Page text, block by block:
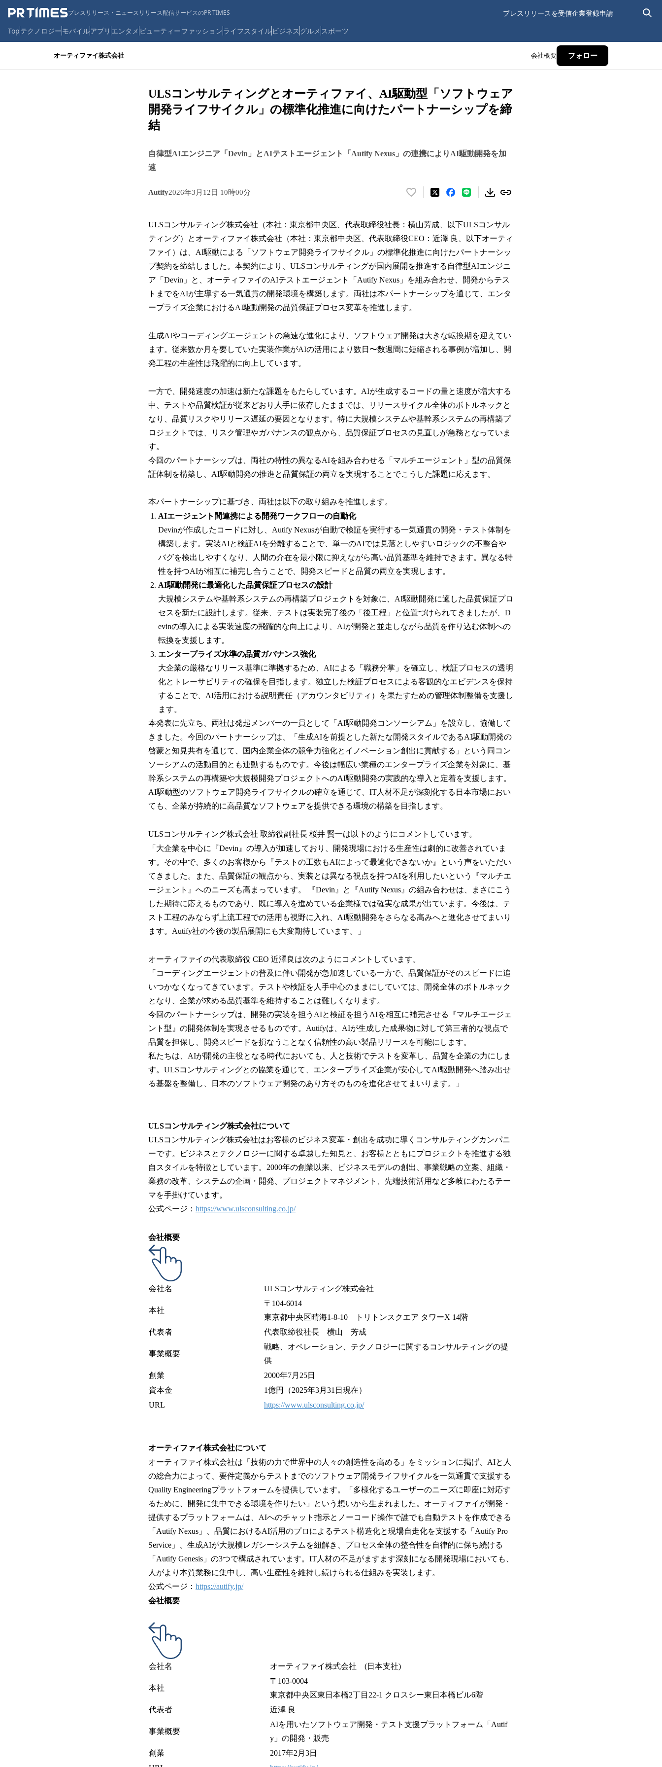
プレスリリース・ニュースリリース配信サービスのPR TIMES プレスリリースを受信企業登録申請
Topテクノロジーモバイルアプリ エンタメ ビューティーファッションライフスタイルビジネス グルメ スポーツ
オーティファイ株式会社 会社概要 フォロー
ULSコンサルティングとオーティファイ、AI駆動型「ソフトウェア
開発ライフサイクル」の標準化推進に向けたパートナーシップを締
結
自律型AIエンジニア「Devin」とAIテストエージェント「Autify Nexus」の連携によりAI駆動開発を加
速
Autify2026年3月12日 10時00分
い
！
数
を
み
込
み
で
ULSコンサルティング株式会社（本社：東京都中央区、代表取締役社長：横山芳成、以下ULSコンサル
ティング）とオーティファイ株式会社（本社：東京都中央区、代表取締役CEO：近澤 良、以下オーティ
ファイ）は、AI駆動による「ソフトウェア開発ライフサイクル」の標準化推進に向けたパートナーシッ
プ契約を締結しました。本契約により、ULSコンサルティングが国内展開を推進する自律型AIエンジニ
ア「Devin」と、オーティファイのAIテストエージェント「Autify Nexus」を組み合わせ、開発からテス
トまでをAIが主導する一気通貫の開発環境を構築します。両社は本パートナーシップを通じて、エンタ
ープライズ企業におけるAI駆動開発の品質保証プロセス変革を推進します。
生成AIやコーディングエージェントの急速な進化により、ソフトウェア開発は大きな転換期を迎えてい
ます。従来数か月を要していた実装作業がAIの活用により数日〜数週間に短縮される事例が増加し、開
発工程の生産性は飛躍的に向上しています。
一方で、開発速度の加速は新たな課題をもたらしています。AIが生成するコードの量と速度が増大する
中、テストや品質検証が従来どおり人手に依存したままでは、リリースサイクル全体のボトルネックと
なり、品質リスクやリリース遅延の要因となります。特に大規模システムや基幹系システムの再構築プ
ロジェクトでは、リスク管理やガバナンスの観点から、品質保証プロセスの見直しが急務となっていま
す。
今回のパートナーシップは、両社の特性の異なるAIを組み合わせる「マルチエージェント」型の品質保
証体制を構築し、AI駆動開発の推進と品質保証の両立を実現することでこうした課題に応えます。
本パートナーシップに基づき、両社は以下の取り組みを推進します。
AIエージェント間連携による開発ワークフローの自動化
Devinが作成したコードに対し、Autify Nexusが自動で検証を実行する一気通貫の開発・テスト体制を
構築します。実装AIと検証AIを分離することで、単一のAIでは見落としやすいロジックの不整合や
バグを検出しやすくなり、人間の介在を最小限に抑えながら高い品質基準を維持できます。異なる特
性を持つAIが相互に補完し合うことで、開発スピードと品質の両立を実現します。
AI駆動開発に最適化した品質保証プロセスの設計
大規模システムや基幹系システムの再構築プロジェクトを対象に、AI駆動開発に適した品質保証プロ
セスを新たに設計します。従来、テストは実装完了後の「後工程」と位置づけられてきましたが、D
evinの導入による実装速度の飛躍的な向上により、AIが開発と並走しながら品質を作り込む体制への
転換を支援します。
エンタープライズ水準の品質ガバナンス強化
大企業の厳格なリリース基準に準拠するため、AIによる「職務分掌」を確立し、検証プロセスの透明
化とトレーサビリティの確保を目指します。独立した検証プロセスによる客観的なエビデンスを保持
することで、AI活用における説明責任（アカウンタビリティ）を果たすための管理体制整備を支援し
ます。
本発表に先立ち、両社は発起メンバーの一員として「AI駆動開発コンソーシアム」を設立し、協働して
きました。今回のパートナーシップは、「生成AIを前提とした新たな開発スタイルであるAI駆動開発の
啓蒙と知見共有を通じて、国内企業全体の競争力強化とイノベーション創出に貢献する」という同コン
ソーシアムの活動目的とも連動するものです。今後は幅広い業種のエンタープライズ企業を対象に、基
幹系システムの再構築や大規模開発プロジェクトへのAI駆動開発の実践的な導入と定着を支援します。
AI駆動型のソフトウェア開発ライフサイクルの確立を通じて、IT人材不足が深刻化する日本市場におい
ても、企業が持続的に高品質なソフトウェアを提供できる環境の構築を目指します。
ULSコンサルティング株式会社 取締役副社長 桜井 賢一は以下のようにコメントしています。
「大企業を中心に『Devin』の導入が加速しており、開発現場における生産性は劇的に改善されていま
す。その中で、多くのお客様から『テストの工数もAIによって最適化できないか』という声をいただい
てきました。また、品質保証の観点から、実装とは異なる視点を持つAIを利用したいという『マルチエ
ージェント』へのニーズも高まっています。 『Devin』と『Autify Nexus』の組み合わせは、まさにこう
した期待に応えるものであり、既に導入を進めている企業様では確実な成果が出ています。今後は、テ
スト工程のみならず上流工程での活用も視野に入れ、AI駆動開発をさらなる高みへと進化させてまいり
ます。Autify社の今後の製品展開にも大変期待しています。」
オーティファイの代表取締役 CEO 近澤良は次のようにコメントしています。
「コーディングエージェントの普及に伴い開発が急加速している一方で、品質保証がそのスピードに追
いつかなくなってきています。テストや検証を人手中心のままにしていては、開発全体のボトルネック
となり、企業が求める品質基準を維持することは難しくなります。
今回のパートナーシップは、開発の実装を担うAIと検証を担うAIを相互に補完させる『マルチエージェ
ント型』の開発体制を実現させるものです。Autifyは、AIが生成した成果物に対して第三者的な視点で
品質を担保し、開発スピードを損なうことなく信頼性の高い製品リリースを可能にします。
私たちは、AIが開発の主役となる時代においても、人と技術でテストを変革し、品質を企業の力にしま
す。ULSコンサルティングとの協業を通じて、エンタープライズ企業が安心してAI駆動開発へ踏み出せ
る基盤を整備し、日本のソフトウェア開発のあり方そのものを進化させてまいります。」
ULSコンサルティング株式会社について
ULSコンサルティング株式会社はお客様のビジネス変革・創出を成功に導くコンサルティングカンパニ
ーです。ビジネスとテクノロジーに関する卓越した知見と、お客様とともにプロジェクトを推進する独
自スタイルを特徴としています。2000年の創業以来、ビジネスモデルの創出、事業戦略の立案、組織・
業務の改革、システムの企画・開発、プロジェクトマネジメント、先端技術活用など多岐にわたるテー
マを手掛けています。
公式ページ： https://www.ulsconsulting.co.jp/
会社概要
会社名 ULSコンサルティング株式会社
本社
〒104-6014
東京都中央区晴海1-8-10 トリトンスクエア タワーX 14階
代表者
代表取締役社長 横山 芳成
事業概要
戦略、オペレーション、テクノロジーに関するコンサルティングの提
供
創業
2000年7月25日
資本金
1億円（2025年3月31日現在）
URL
https://www.ulsconsulting.co.jp/
オーティファイ株式会社について
オーティファイ株式会社は「技術の力で世界中の人々の創造性を高める」をミッションに掲げ、AIと人
の総合力によって、要件定義からテストまでのソフトウェア開発ライフサイクルを一気通貫で支援する
Quality Engineeringプラットフォームを提供しています。「多様化するユーザーのニーズに即座に対応す
るために、開発に集中できる環境を作りたい」という想いから生まれました。オーティファイが開発・
提供するプラットフォームは、AIへのチャット指示とノーコード操作で誰でも自動テストを作成できる
「Autify Nexus」、品質におけるAI活用のプロによるテスト構造化と現場自走化を支援する「Autify Pro
Service」、生成AIが大規模レガシーシステムを紐解き、プロセス全体の整合性を自律的に保ち続ける
「Autify Genesis」の3つで構成されています。IT人材の不足がますます深刻になる開発現場においても、
人がより本質業務に集中し、高い生産性を維持し続けられる仕組みを実装します。
公式ページ： https://autify.jp/
会社概要
会社名 オーティファイ株式会社 (日本支社)
本社
〒103-0004
東京都中央区東日本橋2丁目22-1 クロスシー東日本橋ビル6階
代表者
近澤 良
事業概要
AIを用いたソフトウェア開発・テスト支援プラットフォーム「Autif
y」の開発・販売
創業
2017年2月3日